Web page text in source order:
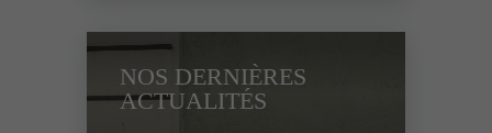
NOS DERNIÈRES
ACTUALITÉS